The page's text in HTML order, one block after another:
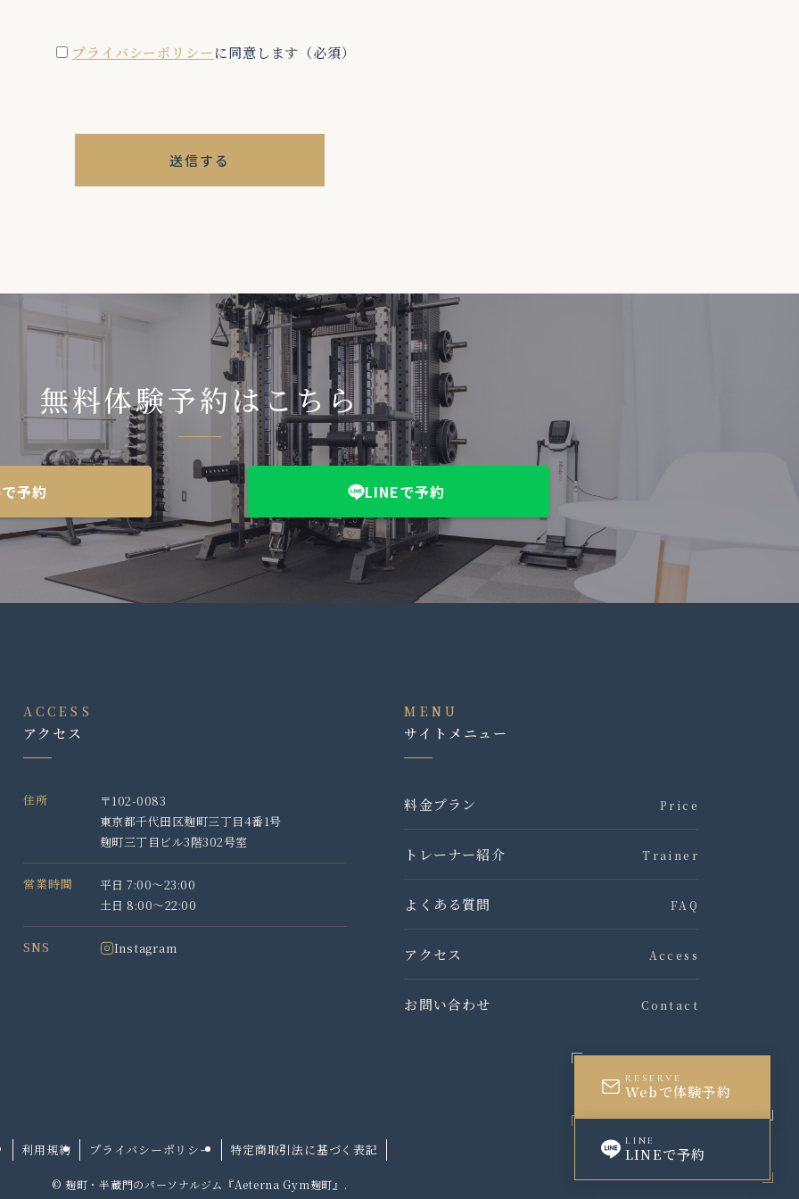
プライバシーポリシーに同意します（必須）
無料体験予約はこちら
予約 LINEで予約
RESERVE
Webで体験予約
LINE
LINEで予約
ACCESS
アクセス
住所
〒102-0083
東京都千代田区麹町三丁目4番1号
麹町三丁目ビル3階302号室
営業時間
平日 7:00〜23:00
土日 8:00〜22:00
SNS Instagram
MENU
サイトメニュー
料金プラン Price
トレーナー紹介 Trainer
よくある質問 FAQ
アクセス Access
お問い合わせ Contact
利用規約 プライバシーポリシー 特定商取引法に基づく表記
© 麹町・半蔵門のパーソナルジム『Aeterna Gym麹町』.